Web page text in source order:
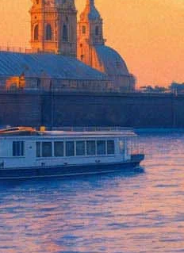
Андраш Шифф
28 сентября 2011, среда,19.00
Версия для печати